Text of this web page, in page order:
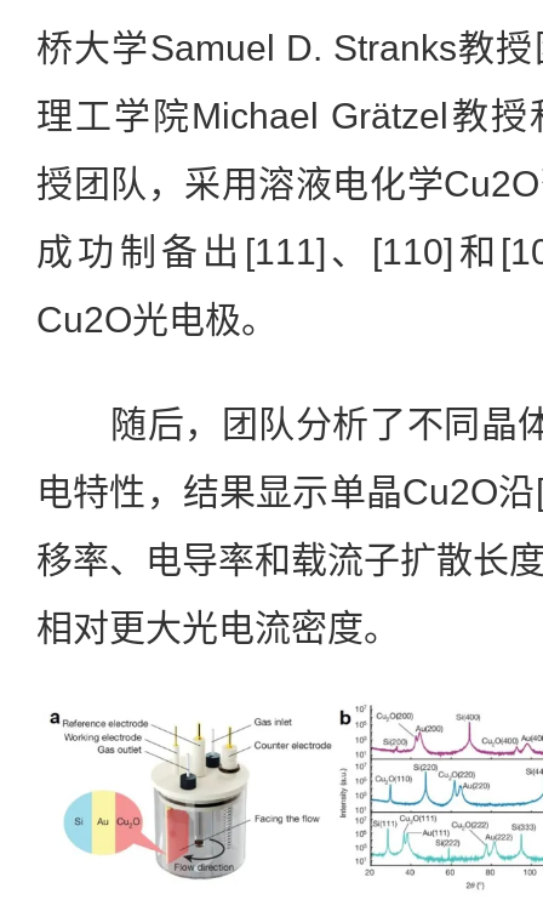
桥大学Samuel D. Stranks教
理工学院Michael Grätzel教授
授团队，采用溶液电化学
成功制备出[111]、[110]和
Cu2O光电极。
随后，团队分析了不同晶
电特性，结果显示单晶Cu2O
移率、电导率和载流子扩散长
相对更大光电流密度。